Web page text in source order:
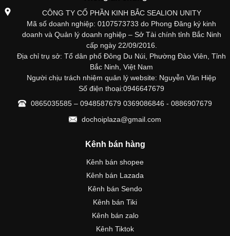
CÔNG TY CỔ PHẦN KINH BẮC SEALION UNITY
Mã số doanh nghiệp: 0107573733 do Phong Đăng ký kinh
doanh và Quản lý doanh nghiệp – Sở Tài chính tỉnh Bắc Ninh
cấp ngày 22/09/2016.
Địa chỉ trụ sở: Tổ dân phố Đông Du Núi, Phường Đào Viên, Tỉnh
Bắc Ninh, Việt Nam
Người chịu trách nhiệm quản lý website: Nguyễn Văn Hiệp
Số điện thoại:0946647679
0865035585 – 0948587679 0369086846 - 0886907679
dochoiplaza@gmail.com
Kênh bán hàng
Kênh bán shopee
Kênh bán Lazada
Kênh bán Sendo
Kênh bán Tiki
Kênh bán zalo
Kênh Tiktok